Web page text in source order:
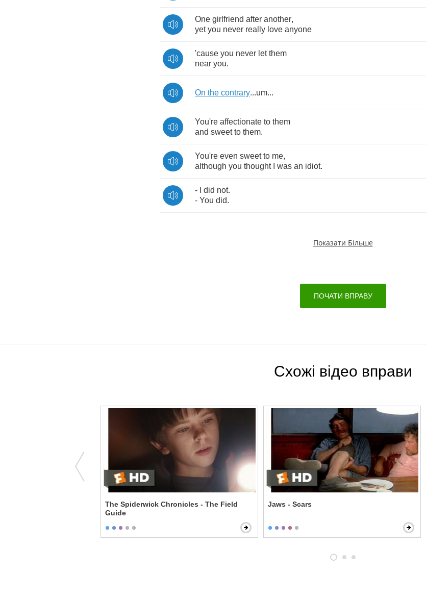
One girlfriend after another,
yet you never really love anyone
'cause you never let them
near you.
On the contrary...um...
You're affectionate to them
and sweet to them.
You're even sweet to me,
although you thought was an idiot.
- did not.
- You did.
Показати Більше
ПОЧАТИ ВПРАВУ
Схожі відео вправи
The Spiderwick Chronicles - The Field
Guide
Jaws - Scars